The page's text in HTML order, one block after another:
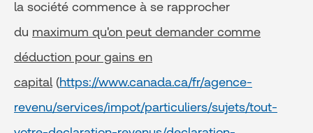
la société commence à se rapprocher
du maximum qu'on peut demander comme
déduction pour gains en
capital (https://www.canada.ca/fr/agence-
revenu/services/impot/particuliers/sujets/tout-